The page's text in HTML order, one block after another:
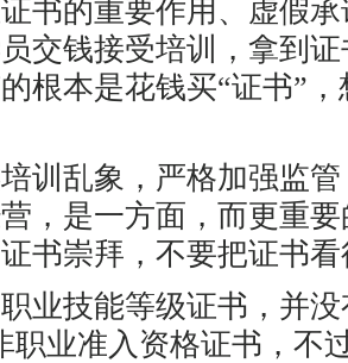
书的重要作用、虚假
交钱接受培训，拿到
根本是花钱买“证书”
乱象，严格加强监管
，是一方面，而更重
书崇拜，不要把证书
技能等级证书，并没
职业准入资格证书，不